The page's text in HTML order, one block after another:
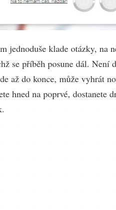
jednoduše klade otázky, na
se příběh posune dál. Není
až do konce, může vyhrát
hned na poprvé, dostanete